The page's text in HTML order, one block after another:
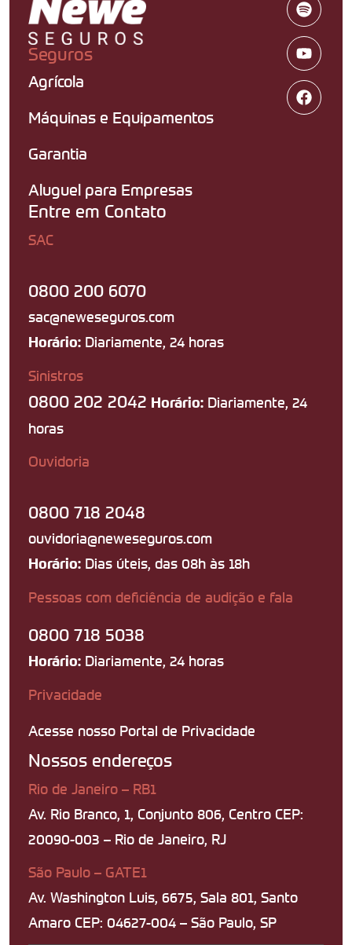
Seguros
Agrícola
Máquinas e Equipamentos
Garantia
Aluguel para Empresas
Entre em Contato
SAC
0800 200 6070
sac@neweseguros.com
Horário: Diariamente, 24 horas
Sinistros
0800 202 2042 Horário: Diariamente, 24
horas
Ouvidoria
0800 718 2048
ouvidoria@neweseguros.com
Horário: Dias úteis, das 08h às 18h
Pessoas com deficiência de audição e fala
0800 718 5038
Horário: Diariamente, 24 horas
Privacidade
Acesse nosso Portal de Privacidade
Nossos endereços
Rio de Janeiro – RB1
Av. Rio Branco, 1, Conjunto 806, Centro CEP:
20090-003 – Rio de Janeiro, RJ
São Paulo – GATE1
Av. Washington Luis, 6675, Sala 801, Santo
Amaro CEP: 04627-004 – São Paulo, SP